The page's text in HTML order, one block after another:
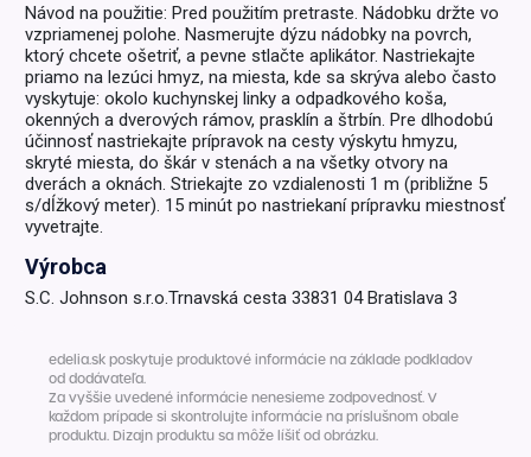
Návod na použitie: Pred použitím pretraste. Nádobku držte vo
vzpriamenej polohe. Nasmerujte dýzu nádobky na povrch,
ktorý chcete ošetriť, a pevne stlačte aplikátor. Nastriekajte
priamo na lezúci hmyz, na miesta, kde sa skrýva alebo často
vyskytuje: okolo kuchynskej linky a odpadkového koša,
okenných a dverových rámov, prasklín a štrbín. Pre dlhodobú
účinnosť nastriekajte prípravok na cesty výskytu hmyzu,
skryté miesta, do škár v stenách a na všetky otvory na
dverách a oknách. Striekajte zo vzdialenosti 1 m (približne 5
s/dĺžkový meter). 15 minút po nastriekaní prípravku miestnosť
vyvetrajte.
Výrobca
S.C. Johnson s.r.o.Trnavská cesta 33831 04 Bratislava 3
edelia.sk poskytuje produktové informácie na základe podkladov
od dodávateľa.
Za vyššie uvedené informácie nenesieme zodpovednosť. V
každom prípade si skontrolujte informácie na príslušnom obale
produktu. Dizajn produktu sa môže líšiť od obrázku.